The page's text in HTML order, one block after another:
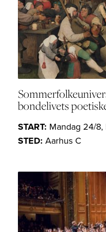
bondelivets
START: Mandag 24/8,
STED: Aarhus C